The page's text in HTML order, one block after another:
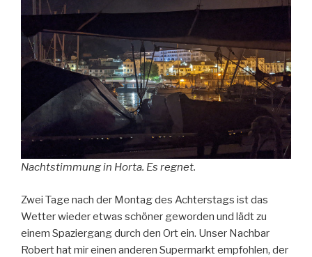
Nachtstimmung in Horta. Es regnet.
Zwei Tage nach der Montag des Achterstags ist das
Wetter wieder etwas schöner geworden und lädt zu
einem Spaziergang durch den Ort ein. Unser Nachbar
Robert hat mir einen anderen Supermarkt empfohlen, der